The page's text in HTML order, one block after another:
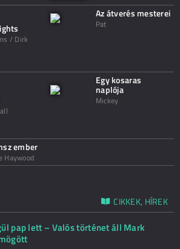
/ Dirk
Az átverés mesterei
Pat
Egy kosaras
naplója
Mickey
ember
Haywood
CIKKEK, HÍREK
pap lett – Valós történet áll Mark